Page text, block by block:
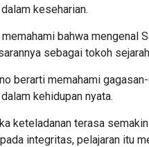
keseharian.
bahwa mengenal
sebagai tokoh
berarti memahami
kehidupan nyata.
keteladanan terasa
integritas, pelajaran itu